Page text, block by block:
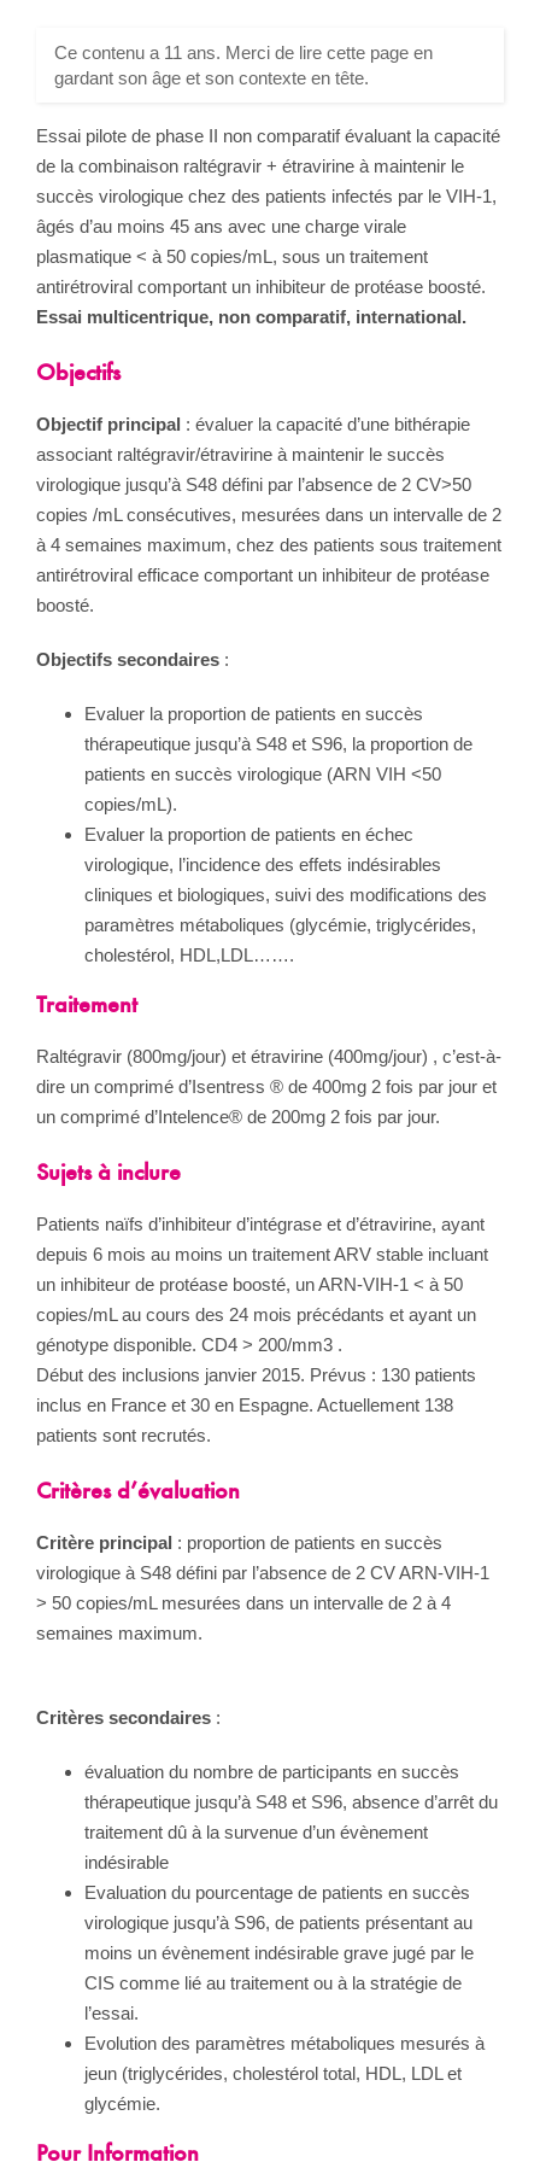
Ce contenu a 11 ans. Merci de lire cette page en
gardant son âge et son contexte en tête.
Essai pilote de phase II non comparatif évaluant la capacité
de la combinaison raltégravir + étravirine à maintenir le
succès virologique chez des patients infectés par le VIH-1,
âgés d’au moins 45 ans avec une charge virale
plasmatique < à 50 copies/mL, sous un traitement
antirétroviral comportant un inhibiteur de protéase boosté.
Essai multicentrique, non comparatif, international.
Objectifs
Objectif principal : évaluer la capacité d’une bithérapie
associant raltégravir/étravirine à maintenir le succès
virologique jusqu’à S48 défini par l’absence de 2 CV>50
copies /mL consécutives, mesurées dans un intervalle de 2
à 4 semaines maximum, chez des patients sous traitement
antirétroviral efficace comportant un inhibiteur de protéase
boosté.
Objectifs secondaires :
Evaluer la proportion de patients en succès
thérapeutique jusqu’à S48 et S96, la proportion de
patients en succès virologique (ARN VIH <50
copies/mL).
Evaluer la proportion de patients en échec
virologique, l’incidence des effets indésirables
cliniques et biologiques, suivi des modifications des
paramètres métaboliques (glycémie, triglycérides,
cholestérol, HDL,LDL…….
Traitement
Raltégravir (800mg/jour) et étravirine (400mg/jour) , c’est-à-
dire un comprimé d’Isentress ® de 400mg 2 fois par jour et
un comprimé d’Intelence® de 200mg 2 fois par jour.
Sujets à inclure
Patients naïfs d’inhibiteur d’intégrase et d’étravirine, ayant
depuis 6 mois au moins un traitement ARV stable incluant
un inhibiteur de protéase boosté, un ARN-VIH-1 < à 50
copies/mL au cours des 24 mois précédants et ayant un
génotype disponible. CD4 > 200/mm3 .
Début des inclusions janvier 2015. Prévus : 130 patients
inclus en France et 30 en Espagne. Actuellement 138
patients sont recrutés.
Critères d’évaluation
Critère principal : proportion de patients en succès
virologique à S48 défini par l’absence de 2 CV ARN-VIH-1
> 50 copies/mL mesurées dans un intervalle de 2 à 4
semaines maximum.
Critères secondaires :
évaluation du nombre de participants en succès
thérapeutique jusqu’à S48 et S96, absence d’arrêt du
traitement dû à la survenue d’un évènement
indésirable
Evaluation du pourcentage de patients en succès
virologique jusqu’à S96, de patients présentant au
moins un évènement indésirable grave jugé par le
CIS comme lié au traitement ou à la stratégie de
l’essai.
Evolution des paramètres métaboliques mesurés à
jeun (triglycérides, cholestérol total, HDL, LDL et
glycémie.
Pour Information